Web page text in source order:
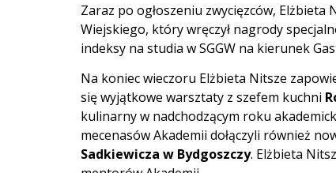
Zaraz po ogłoszeniu zwycięzców, Elżbieta
Wiejskiego, który wręczył nagrody
indeksy na studia w SGGW na kierunek
Na koniec wieczoru Elżbieta Nitsze
się wyjątkowe warsztaty z szefem kuchni
kulinarny w nadchodzącym roku
mecenasów Akademii dołączyli również
Sadkiewicza w Bydgoszczy. Elżbieta